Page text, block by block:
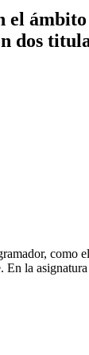
dos
la